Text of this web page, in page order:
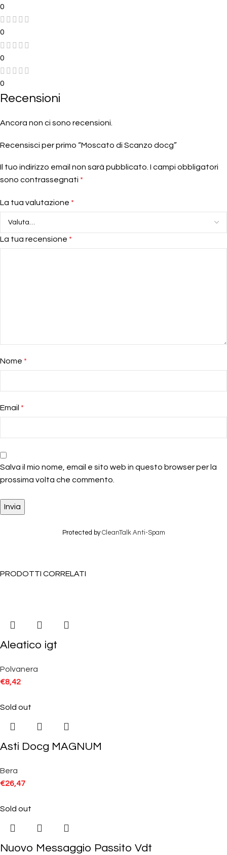
0
0
0
0
Recensioni
Ancora non ci sono recensioni.
Recensisci per primo “Moscato di Scanzo docg”
Il tuo indirizzo email non sarà pubblicato. I campi obbligatori
sono contrassegnati *
La tua valutazione *
La tua recensione *
Nome *
Email *
Salva il mio nome, email e sito web in questo browser per la
prossima volta che commento.
Protected byCleanTalk Anti-Spam
PRODOTTI CORRELATI
Aleatico igt
Polvanera
€8,42
Sold out
Asti Docg MAGNUM
Bera
€26,47
Sold out
Nuovo Messaggio Passito Vdt